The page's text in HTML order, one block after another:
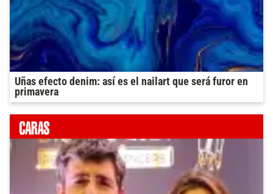
Uñas efecto denim: así es el nailart que será furor en
primavera